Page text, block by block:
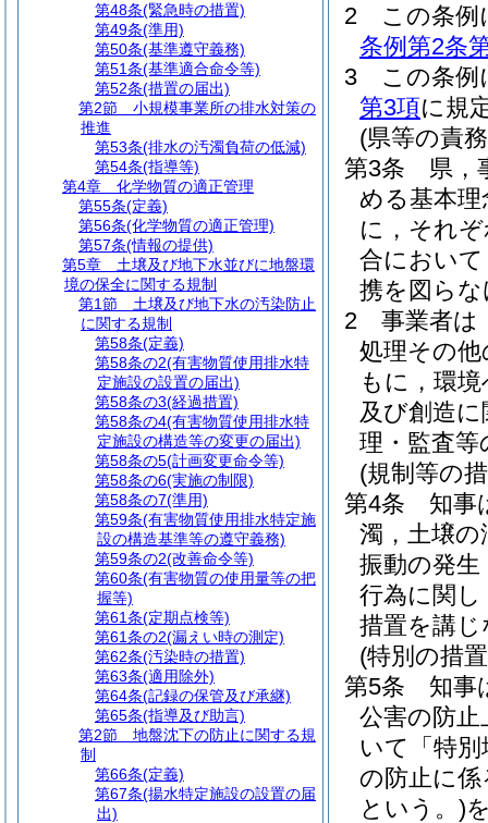
2
この条例
条例第2条
3
この条例
第3項に規
(県等の責
第3条
県，
める基本
に，それ
合におい
携を図ら
2
事業者は
処理その
もに，環
及び創造
理・監査
(規制等の
第4条
知事
濁，土壌
振動の発
行為に関
措置を講
(特別の措
第5条
知事
公害の防
いて「特
の防止に係
という。)
第48条(緊急時の措置)
第49条(準用)
第50条(基準遵守義務)
第51条(基準適合命令等)
第52条(措置の届出)
第2節
小規模事業所の排水対策の
推進
第53条(排水の汚濁負荷の低減)
第54条(指導等)
第4章
化学物質の適正管理
第55条(定義)
第56条(化学物質の適正管理)
第57条(情報の提供)
第5章
土壌及び地下水並びに地盤環
境の保全に関する規制
第1節
土壌及び地下水の汚染防止
に関する規制
第58条(定義)
第58条の2(有害物質使用排水特
定施設の設置の届出)
第58条の3(経過措置)
第58条の4(有害物質使用排水特
定施設の構造等の変更の届出)
第58条の5(計画変更命令等)
第58条の6(実施の制限)
第58条の7(準用)
第59条(有害物質使用排水特定施
設の構造基準等の遵守義務)
第59条の2(改善命令等)
第60条(有害物質の使用量等の把
握等)
第61条(定期点検等)
第61条の2(漏えい時の測定)
第62条(汚染時の措置)
第63条(適用除外)
第64条(記録の保管及び承継)
第65条(指導及び助言)
第2節
地盤沈下の防止に関する規
制
第66条(定義)
第67条(揚水特定施設の設置の届
出)